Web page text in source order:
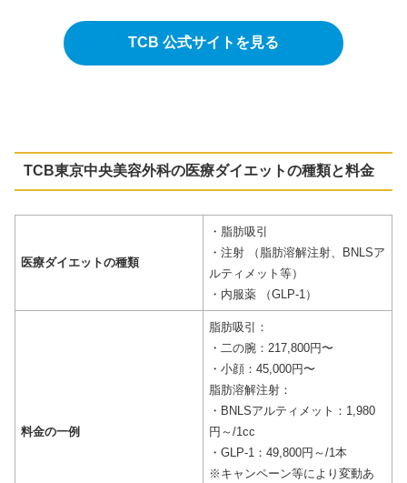
TCB 公式サイトを見る
TCB東京中央美容外科の医療ダイエットの種類と料金
医療ダイエットの種類
・脂肪吸引
・注射 （脂肪溶解注射、BNLSア
ルティメット等）
・内服薬 （GLP-1）
料金の一例
脂肪吸引：
・二の腕：217,800円〜
・小顔：45,000円〜
脂肪溶解注射：
・BNLSアルティメット：1,980
円～/1cc
・GLP-1：49,800円～/1本
※キャンペーン等により変動あ